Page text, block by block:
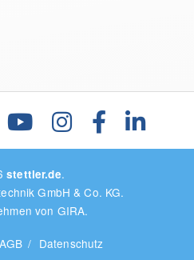
stettler.de.
GmbH & Co. KG.
von GIRA.
AGB Datenschutz